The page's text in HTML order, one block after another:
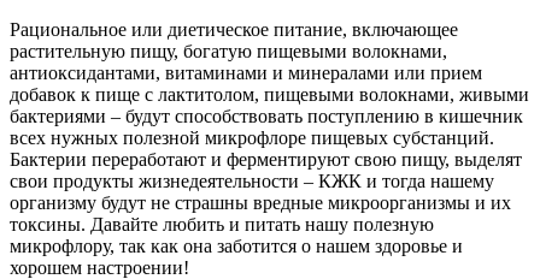
Рациональное или диетическое питание, включающее
растительную пищу, богатую пищевыми волокнами,
антиоксидантами, витаминами и минералами или прием
добавок к пище с лактитолом, пищевыми волокнами, живыми
бактериями – будут способствовать поступлению в кишечник
всех нужных полезной микрофлоре пищевых субстанций.
Бактерии переработают и ферментируют свою пищу, выделят
свои продукты жизнедеятельности – КЖК и тогда нашему
организму будут не страшны вредные микроорганизмы и их
токсины. Давайте любить и питать нашу полезную
микрофлору, так как она заботится о нашем здоровье и
хорошем настроении!